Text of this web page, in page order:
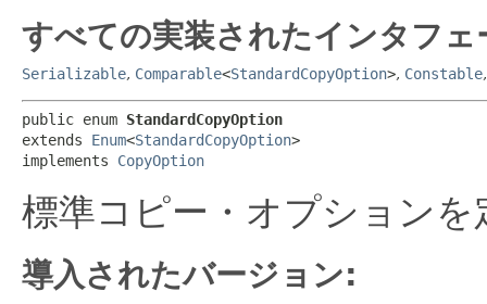
すべての実装されたインタフ
Serializable, Comparable<StandardCopyOption>, Constable
public enum StandardCopyOption
extends Enum<StandardCopyOption>
implements CopyOption
標準コピー・オプションを
導入されたバージョン: